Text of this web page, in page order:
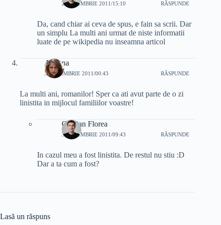
2 DECEMBRIE 2011/15:10 RĂSPUNDE
Da, cand chiar ai ceva de spus, e fain sa scrii. Dar
un simplu La multi ani urmat de niste informatii
luate de pe wikipedia nu inseamna articol
Adnana
3 DECEMBRIE 2011/00:43 RĂSPUNDE
La multi ani, romanilor! Sper ca ati avut parte de o zi
linistita in mijlocul familiilor voastre!
Cristian Florea
3 DECEMBRIE 2011/09:43 RĂSPUNDE
In cazul meu a fost linistita. De restul nu stiu :D
Dar a ta cum a fost?
Lasă un răspuns